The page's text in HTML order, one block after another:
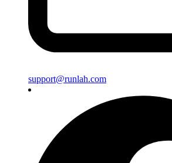
support@runlah.com